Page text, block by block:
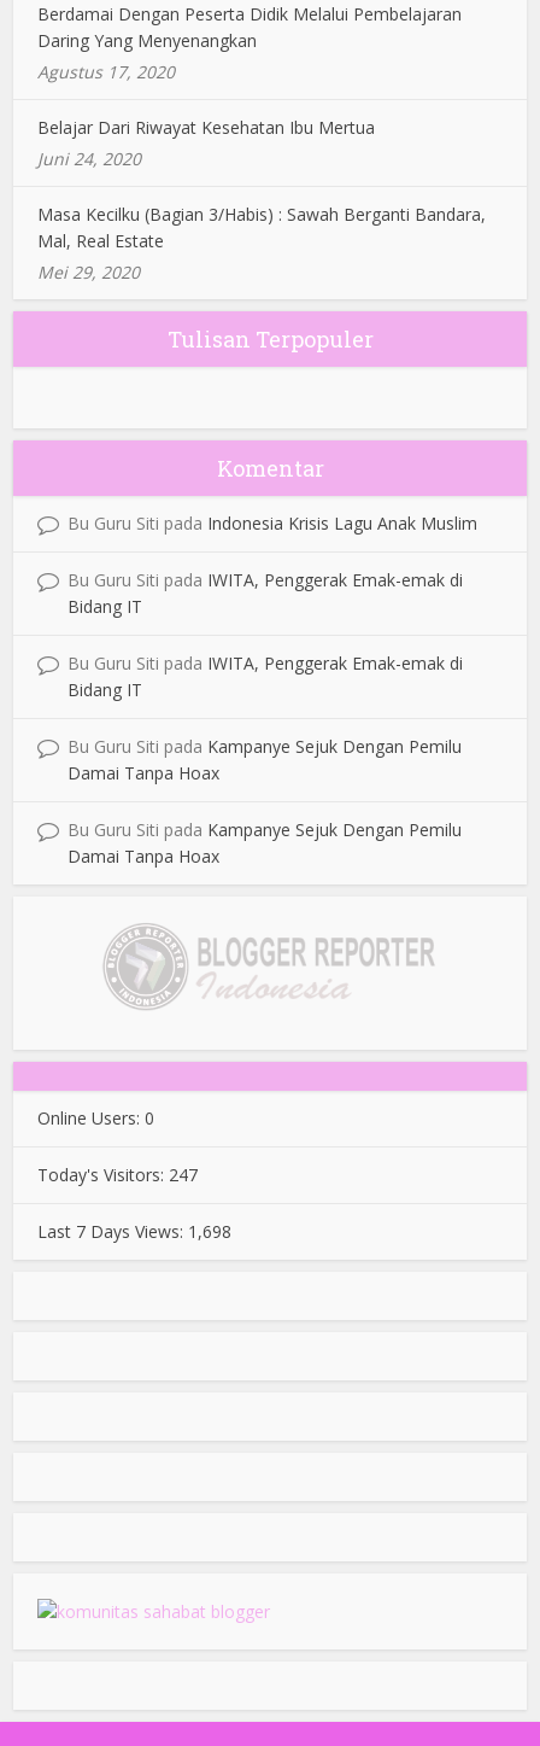
Berdamai Dengan Peserta Didik Melalui Pembelajaran
Daring Yang Menyenangkan
Agustus 17, 2020
Belajar Dari Riwayat Kesehatan Ibu Mertua
Juni 24, 2020
Masa Kecilku (Bagian 3/Habis) : Sawah Berganti Bandara,
Mal, Real Estate
Mei 29, 2020
Tulisan Terpopuler
Komentar
Bu Guru Siti pada Indonesia Krisis Lagu Anak Muslim
Bu Guru Siti pada IWITA, Penggerak Emak-emak di
Bidang IT
Bu Guru Siti pada IWITA, Penggerak Emak-emak di
Bidang IT
Bu Guru Siti pada Kampanye Sejuk Dengan Pemilu
Damai Tanpa Hoax
Bu Guru Siti pada Kampanye Sejuk Dengan Pemilu
Damai Tanpa Hoax
Online Users:0
Today's Visitors: 247
Last 7 Days Views: 1,698